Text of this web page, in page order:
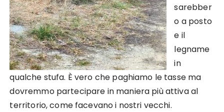
sarebber
o a posto
e il
legname
in
qualche stufa. È vero che paghiamo le tasse ma
dovremmo partecipare in maniera più attiva al
territorio, come facevano i nostri vecchi.